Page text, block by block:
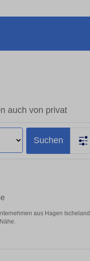
auch von privat
Suchen
aus Hagen Ischeland